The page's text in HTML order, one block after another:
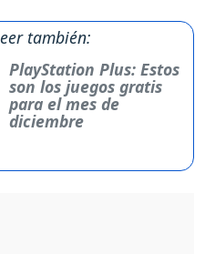
también:
PlayStation Plus: Estos
son los juegos gratis
para el mes de
diciembre